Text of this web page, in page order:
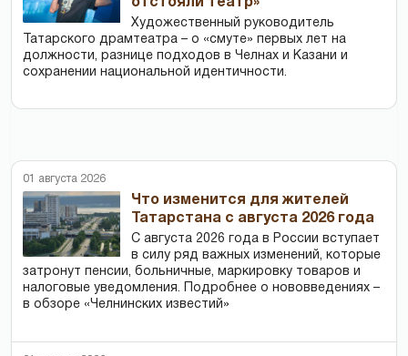
отстояли театр»
Художественный руководитель
Татарского драмтеатра – о «смуте» первых лет на
должности, разнице подходов в Челнах и Казани и
сохранении национальной идентичности.
01 августа 2026
Что изменится для жителей
Татарстана с августа 2026 года
С августа 2026 года в России вступает
в силу ряд важных изменений, которые
затронут пенсии, больничные, маркировку товаров и
налоговые уведомления. Подробнее о нововведениях –
в обзоре «Челнинских известий»